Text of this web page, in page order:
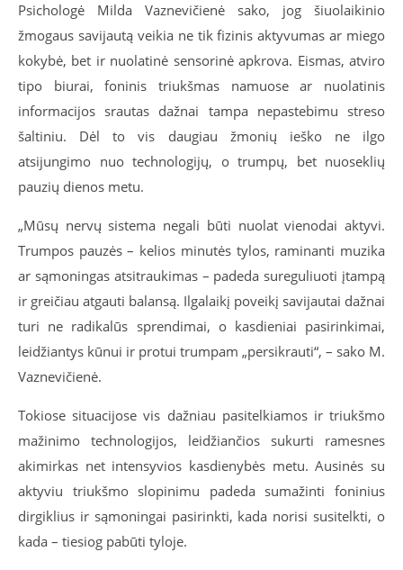
Psichologė Milda Vaznevičienė sako, jog šiuolaikinio
žmogaus savijautą veikia ne tik fizinis aktyvumas ar miego
kokybė, bet ir nuolatinė sensorinė apkrova. Eismas, atviro
tipo biurai, foninis triukšmas namuose ar nuolatinis
informacijos srautas dažnai tampa nepastebimu streso
šaltiniu. Dėl to vis daugiau žmonių ieško ne ilgo
atsijungimo nuo technologijų, o trumpų, bet nuoseklių
pauzių dienos metu.
„Mūsų nervų sistema negali būti nuolat vienodai aktyvi.
Trumpos pauzės – kelios minutės tylos, raminanti muzika
ar sąmoningas atsitraukimas – padeda sureguliuoti įtampą
ir greičiau atgauti balansą. Ilgalaikį poveikį savijautai dažnai
turi ne radikalūs sprendimai, o kasdieniai pasirinkimai,
leidžiantys kūnui ir protui trumpam „persikrauti“, – sako M.
Vaznevičienė.
Tokiose situacijose vis dažniau pasitelkiamos ir triukšmo
mažinimo technologijos, leidžiančios sukurti ramesnes
akimirkas net intensyvios kasdienybės metu. Ausinės su
aktyviu triukšmo slopinimu padeda sumažinti foninius
dirgiklius ir sąmoningai pasirinkti, kada norisi susitelkti, o
kada – tiesiog pabūti tyloje.